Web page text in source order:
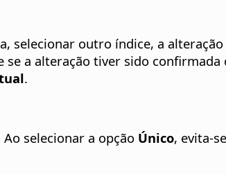
selecionar outro índice, a
a alteração tiver sido
.
Ao selecionar a opção Único, evita-